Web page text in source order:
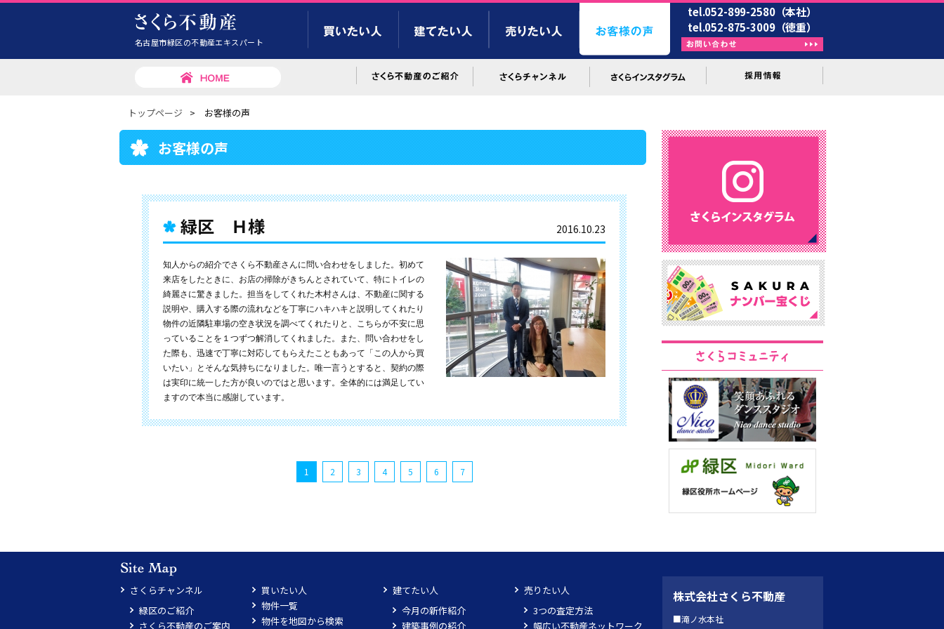
名古屋市緑区の不動産エキスパート
tel.052-899-2580（本社）
tel.052-875-3009（徳重）
トップページ > お客様の声
お客様の声
2016.10.23
緑区 Ｈ様
知人からの紹介でさくら不動産さんに問い合わせをしました。初めて
来店をしたときに、お店の掃除がきちんとされていて、特にトイレの
綺麗さに驚きました。担当をしてくれた木村さんは、不動産に関する
説明や、購入する際の流れなどを丁寧にハキハキと説明してくれたり
物件の近隣駐車場の空き状況を調べてくれたりと、こちらが不安に思
っていることを１つずつ解消してくれました。また、問い合わせをし
た際も、迅速で丁寧に対応してもらえたこともあって「この人から買
いたい」とそんな気持ちになりました。唯一言うとすると、契約の際
は実印に統一した方が良いのではと思います。全体的には満足してい
ますので本当に感謝しています。
1 2 3 4 5 6 7
さくらチャンネル
緑区のご紹介
さくら不動産のご案内
買いたい人
物件一覧
物件を地図から検索
建てたい人
今月の新作紹介
建築事例の紹介
売りたい人
3つの査定方法
幅広い不動産ネットワーク
株式会社さくら不動産
■滝ノ水本社